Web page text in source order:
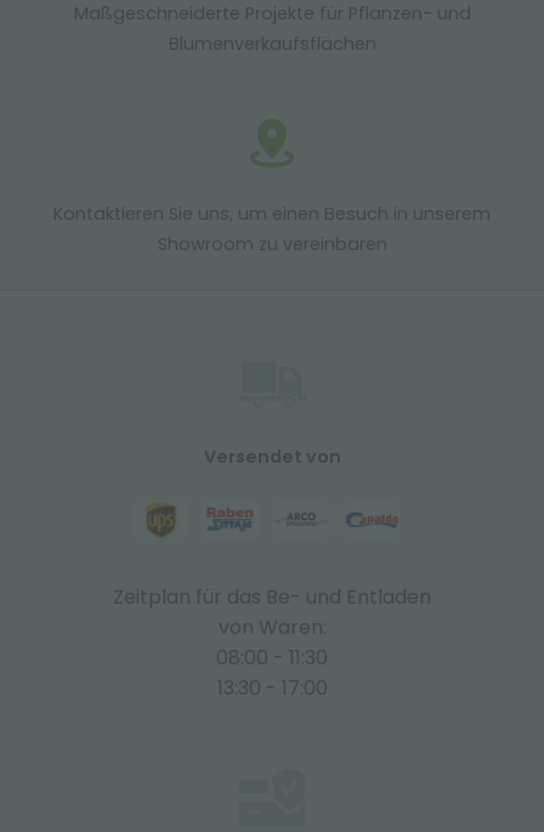
Maßgeschneiderte Projekte für Pflanzen- und
Blumenverkaufsflächen
Kontaktieren Sie uns, um einen Besuch in unserem
Showroom zu vereinbaren
Versendet von
Zeitplan für das Be- und Entladen
von Waren:
08:00 - 11:30
13:30 - 17:00